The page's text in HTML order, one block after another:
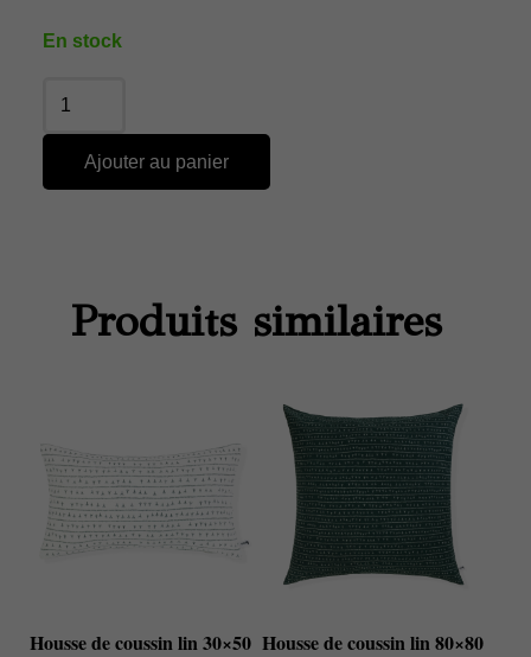
En stock
Ajouter au panier
Produits similaires
Housse de coussin lin 30×50 Housse de coussin lin 80×80